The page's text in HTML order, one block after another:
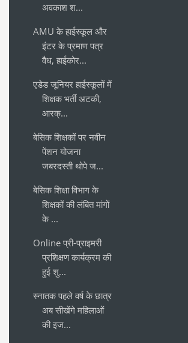
अवकाश श...
AMU के हाईस्कूल और
इंटर के प्रमाण पत्र
वैध, हाईकोर...
एडेड जूनियर हाईस्कूलों में
शिक्षक भर्ती अटकी,
आरक्...
बेसिक शिक्षकों पर नवीन
पेंशन योजना
जबरदस्ती थोपे ज...
बेसिक शिक्षा विभाग के
शिक्षकों की लंबित मांगों
के ...
Online प्री-प्राइमरी
प्रशिक्षण कार्यक्रम की
हुई शु...
स्नातक पहले वर्ष के छात्र
अब सीखेंगे महिलाओं
की इज...